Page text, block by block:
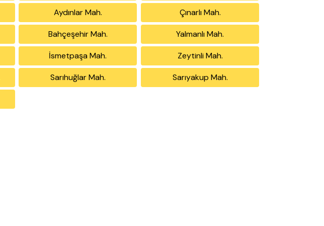
Aydınlar Mah. Çınarlı Mah.
Bahçeşehir Mah. Yalmanlı Mah.
İsmetpaşa Mah. Zeytinli Mah.
Sarıhuğlar Mah. Sarıyakup Mah.